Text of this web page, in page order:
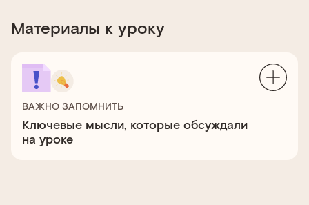
Материалы к уроку
ВАЖНО ЗАПОМНИТЬ
Ключевые мысли, которые обсуждали
на уроке